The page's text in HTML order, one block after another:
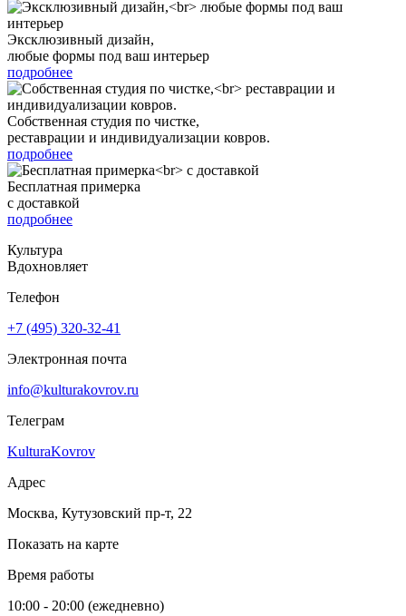
Эксклюзивный дизайн,
любые формы под ваш интерьер
подробнее
Собственная студия по чистке,
реставрации и индивидуализации ковров.
подробнее
Бесплатная примерка
с доставкой
подробнее
Культура
Вдохновляет
Телефон
+7 (495) 320-32-41
Электронная почта
info@kulturakovrov.ru
Телеграм
KulturaKovrov
Адрес
Москва, Кутузовский пр-т, 22
Показать на карте
Время работы
10:00 - 20:00 (ежедневно)